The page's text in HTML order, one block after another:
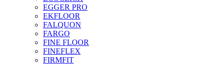
EGGER PRO
EKFLOOR
FALQUON
FARGO
FINE FLOOR
FINEFLEX
FIRMFIT